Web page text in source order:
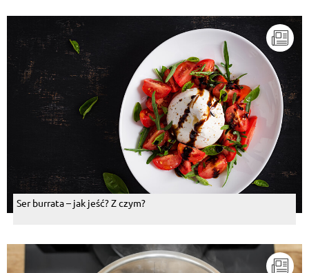
Ser burrata – jak jeść? Z czym?